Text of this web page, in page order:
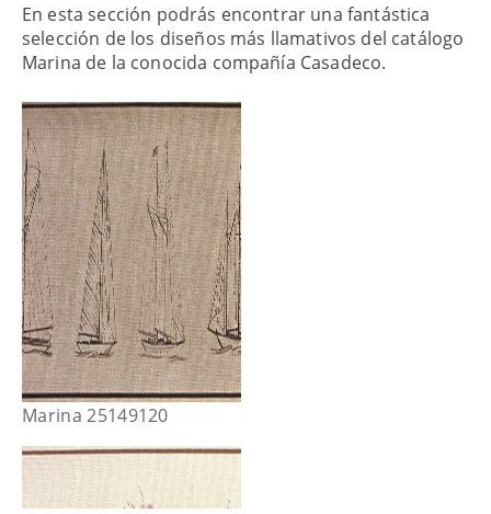
En esta sección podrás encontrar una fantástica
selección de los diseños más llamativos del catálogo
Marina de la conocida compañía Casadeco.
Marina 25149120